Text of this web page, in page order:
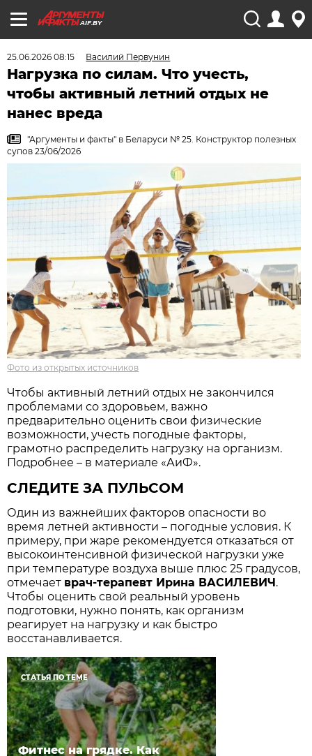
AIF.BY
25.06.2026 08:15 Василий Первунин
Нагрузка по силам. Что учесть,
чтобы активный летний отдых не
нанес вреда
"Аргументы и факты" в Беларуси № 25. Конструктор полезных
супов 23/06/2026
Фото из открытых источников
Чтобы активный летний отдых не закончился
проблемами со здоровьем, важно
предварительно оценить свои физические
возможности, учесть погодные факторы,
грамотно распределить нагрузку на организм.
Подробнее – в материале «АиФ».
СЛЕДИТЕ ЗА ПУЛЬСОМ
Один из важнейших факторов опасности во
время летней активности – погодные условия. К
примеру, при жаре рекомендуется отказаться от
высокоинтенсивной физической нагрузки уже
при температуре воздуха выше плюс 25 градусов,
отмечает врач-терапевт Ирина ВАСИЛЕВИЧ.
Чтобы оценить свой реальный уровень
подготовки, нужно понять, как организм
реагирует на нагрузку и как быстро
восстанавливается.
СТАТЬЯ ПО ТЕМЕ
Фитнес на грядке. Как